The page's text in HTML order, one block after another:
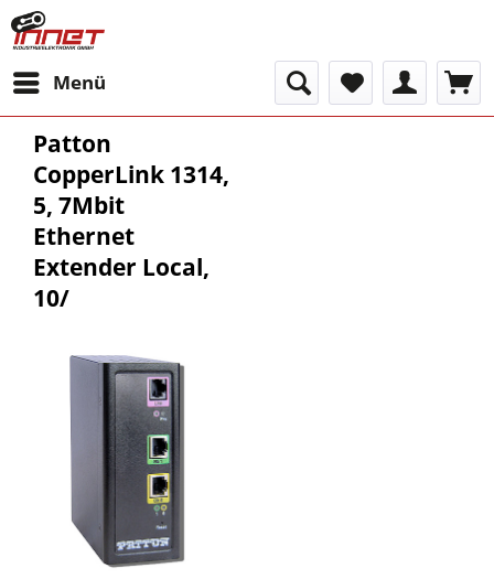
Menü
Patton
CopperLink 1314,
5, 7Mbit
Ethernet
Extender Local,
10/